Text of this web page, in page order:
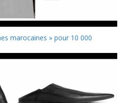
marocaines » pour 10 000